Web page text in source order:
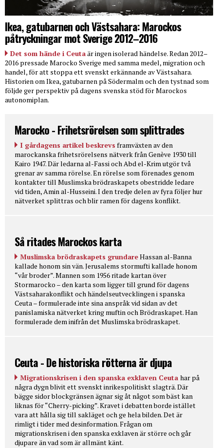
Ikea, gatubarnen och Västsahara: Marockos
påtryckningar mot Sverige 2012–2016
Det som hände i Ceutaär ingen isolerad händelse. Redan 2012–
2016 pressade Marocko Sverige med samma medel, migration och
handel, för att stoppa ett svenskt erkännande av Västsahara.
Historien om Ikea, gatubarnen på Södermalm och den tystnad som
följde ger perspektiv på dagens svenska stöd för Marockos
autonomiplan.
Marocko - Frihetsrörelsen som splittrades
I gårdagens artikel beskrevs framväxten av den
marockanska frihetsrörelsens nätverk från Genève 1930 till
Kairo 1947. Där ledarna al-Fassi och Abd el-Krim utgör två
grenar av samma rörelse. En rörelse som förenades genom
kontakter till Muslimska brödraskapets obestridde ledare
vid tiden, Amin al-Husseini. I den tredje delen av fyra följer hur
nätverket splittras och blir ramen för dagens konflikt.
Så ritades Marockos karta
Muslimska brödraskapets grundareHassan al-Banna
kallade honom sin vän. Jerusalems stormufti kallade honom
“vår broder”. Mannen som 1956 ritade kartan över
Stormarocko – den karta som ligger till grund för dagens
Västsaharakonflikt och händelseutvecklingen i spanska
Ceuta – formulerade inte sina anspråk vid sidan av det
panislamiska nätverket kring muftin och Brödraskapet. Han
formulerade dem inifrån det Muslimska brödraskapet.
Ceuta - De historiska rötterna är djupa
Migrationskrisen i den spanska exklaven Ceuta har på
några dygn blivit ett svenskt inrikespolitiskt slagträ. Där
bägge sidor blockgränsen ägnar sig åt något som bäst kan
liknas för “Cherry-picking”. Kravet i debatten borde istället
vara att hålla sig till sakläget och ge hela bilden. Det är
rimligt i tider med desinformation. Frågan om
migrationskrisen i den spanska exklaven är större och går
djupare än vad som är allmänt känt.